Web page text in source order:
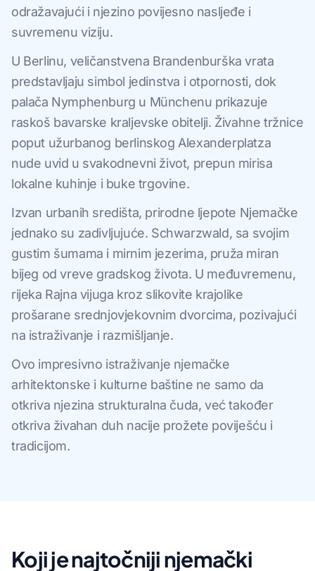
odražavajući i njezino povijesno nasljeđe i
suvremenu viziju.
U Berlinu, veličanstvena Brandenburška vrata
predstavljaju simbol jedinstva i otpornosti, dok
palača Nymphenburg u Münchenu prikazuje
raskoš bavarske kraljevske obitelji. Živahne tržnice
poput užurbanog berlinskog Alexanderplatza
nude uvid u svakodnevni život, prepun mirisa
lokalne kuhinje i buke trgovine.
Izvan urbanih središta, prirodne ljepote Njemačke
jednako su zadivljujuće. Schwarzwald, sa svojim
gustim šumama i mirnim jezerima, pruža miran
bijeg od vreve gradskog života. U međuvremenu,
rijeka Rajna vijuga kroz slikovite krajolike
prošarane srednjovjekovnim dvorcima, pozivajući
na istraživanje i razmišljanje.
Ovo impresivno istraživanje njemačke
arhitektonske i kulturne baštine ne samo da
otkriva njezina strukturalna čuda, već također
otkriva živahan duh nacije prožete poviješću i
tradicijom.
Koji je najtočniji njemački